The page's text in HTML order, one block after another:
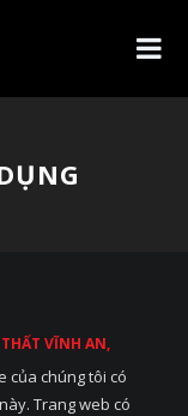
VĨNH AN,
của chúng tôi có
Trang web có